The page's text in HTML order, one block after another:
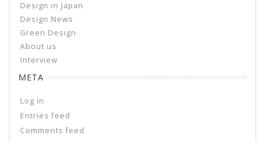
Design in Japan
Design News
Green Design
About us
Interview
META
Log in
Entries feed
Comments feed